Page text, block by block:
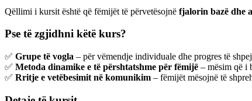
Qëllimi i kursit është që fëmijët të përvetësojnë fjalorin bazë dhe
Pse të zgjidhni këtë kurs?
✅ Grupe të vogla – për vëmendje individuale dhe progres të
✅ Metoda dinamike e të përshtatshme për fëmijë – mësim që i
✅ Rritje e vetëbesimit në komunikim – fëmijët mësojnë të